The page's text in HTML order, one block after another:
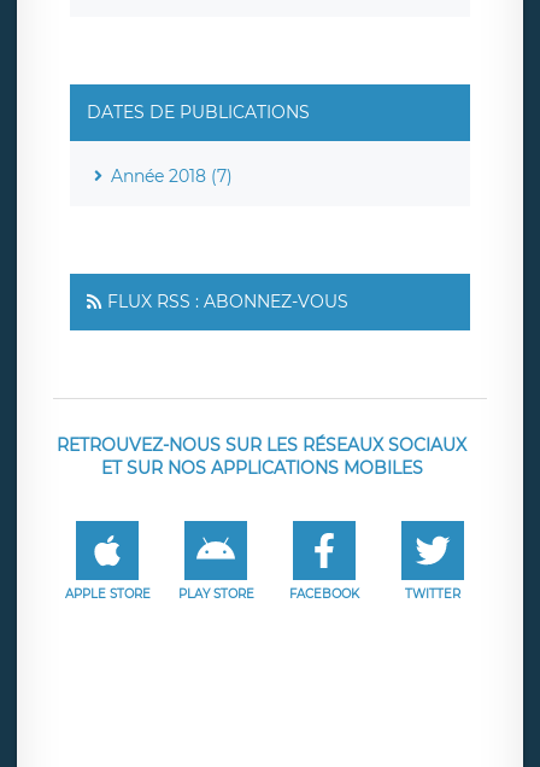
DATES DE PUBLICATIONS
Année 2018 (7)
FLUX RSS : ABONNEZ-VOUS
RETROUVEZ-NOUS SUR LES RÉSEAUX SOCIAUX
ET SUR NOS APPLICATIONS MOBILES
APPLE STORE PLAY STORE FACEBOOK TWITTER